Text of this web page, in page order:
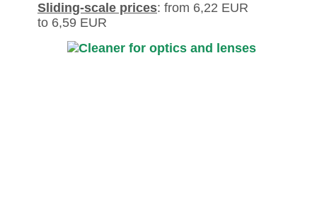
Sliding-scale prices: from 6,22 EUR
to 6,59 EUR